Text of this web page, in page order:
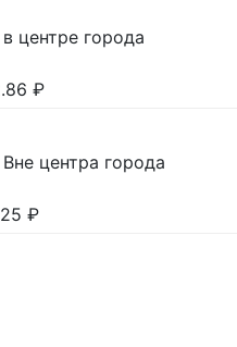
центре города
₽
центра города
₽